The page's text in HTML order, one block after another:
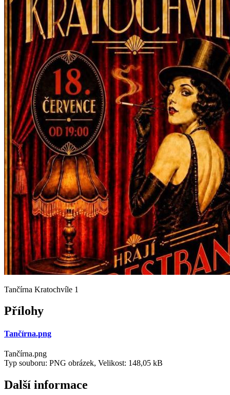
Tančírna Kratochvíle 1
Přílohy
Tančírna.png
Tančírna.png
Typ souboru: PNG obrázek, Velikost: 148,05 kB
Další informace